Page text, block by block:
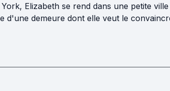
Elizabeth se rend dans une petite
d'une demeure dont elle veut le